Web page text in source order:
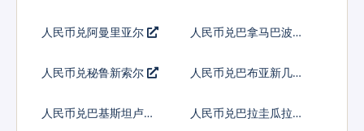
人民币兑阿曼里亚尔 人民币兑巴拿马巴波亚
人民币兑秘鲁新索尔
人民币兑巴布亚新几内
人民币兑巴基斯坦卢比 人民币兑巴拉圭瓜拉尼